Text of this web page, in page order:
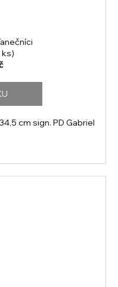
ks)
cm sign. PD Gabriel